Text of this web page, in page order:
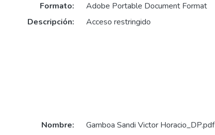
Formato:
Adobe Portable Document Format
Descripción:
Acceso restringido
Nombre:
Gamboa Sandi Victor Horacio_DP.pdf